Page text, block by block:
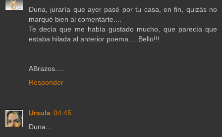
Duna, juraría que ayer pasé por tu casa, en fin, quizás no
marqué bien al comentarte....
Te decía que me había gustado mucho, que parecía que
estaba hilada al anterior poema.....Bello!!!
ABrazos.....
Responder
Ursula 04:45
Duna...